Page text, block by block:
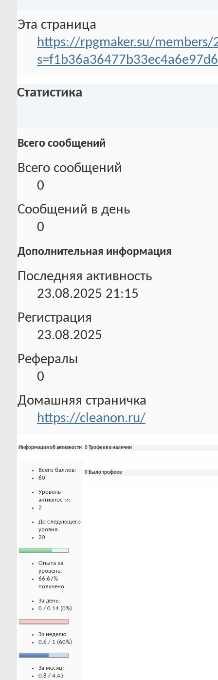
Эта страница
https://rpgmaker.su/members/
Статистика
Всего сообщений
Всего сообщений
0
Сообщений в день
0
Дополнительная информация
Последняя активность
23.08.2025 21:15
Регистрация
23.08.2025
Рефералы
0
Домашняя страничка
https://cleanon.ru/
Информация об активности
Всего баллов:
60
Уровень
активности:
2
До следующего
уровня:
20
Опыта за
уровень:
66.67%
получено
За день:
0 / 0.14 (0%)
За неделю:
0.6 / 1 (60%)
За месяц:
0.8 / 4.43
0 Трофеев в наличии
0 Было трофеев